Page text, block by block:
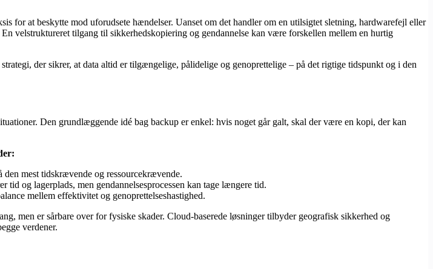
for at beskytte mod uforudsete hændelser. Uanset om det handler om en utilsigtet sletning, hardwarefejl eller
velstruktureret tilgang til sikkerhedskopiering og gendannelse kan være forskellen mellem en hurtig
der sikrer, at data altid er tilgængelige, pålidelige og genoprettelige – på det rigtige tidspunkt og i den
Den grundlæggende idé bag backup er enkel: hvis noget går galt, skal der være en kopi, der kan
den mest tidskrævende og ressourcekrævende.
tid og lagerplads, men gendannelsesprocessen kan tage længere tid.
mellem effektivitet og genoprettelseshastighed.
men er sårbare over for fysiske skader. Cloud-baserede løsninger tilbyder geografisk sikkerhed og
verdener.